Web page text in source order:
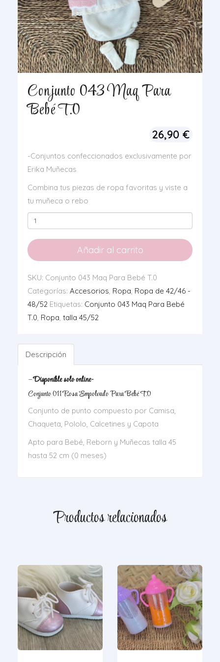
Conjunto 043 Maq Para
Bebé T.0
26,90 €
-Conjuntos confeccionados exclusivamente por
Erika Muñecas
Combina tus piezas de ropa favoritas y viste a
tu muñeca o rebo
Conjunto
043
Maq
Para
cantidad
Añadir al carrito
SKU: Conjunto 043 Maq Para Bebé T.0
Categorías: Accesorios, Ropa, Ropa de 42/46 -
48/52 Etiquetas: Conjunto 043 Maq Para Bebé
T.0, Ropa, talla 45/52
Descripción
–Disponible solo online-
Conjunto 011 Rosa Empolvado Para Bebé T.0
Conjunto de punto compuesto por Camisa,
Chaqueta, Pololo, Calcetines y Capota
Apto para Bebé, Reborn y Muñecas talla 45
hasta 52 cm (0 meses)
Productos relacionados